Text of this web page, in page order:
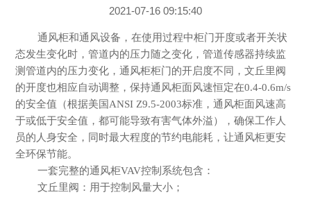
2021-07-16 09:15:40
通风柜和通风设备，在使用过程中柜门开度或者开关状
态发生变化时，管道内的压力随之变化，管道传感器持续监
测管道内的压力变化，通风柜柜门的开启度不同，文丘里阀
的开度也相应自动调整，保持通风柜面风速恒定在0.4-0.6m/s
的安全值（根据美国ANSI Z9.5-2003标准，通风柜面风速高
于或低于安全值，都可能导致有害气体外溢），确保工作人
员的人身安全，同时最大程度的节约电能耗，让通风柜更安
全环保节能。
一套完整的通风柜VAV控制系统包含：
文丘里阀：用于控制风量大小；